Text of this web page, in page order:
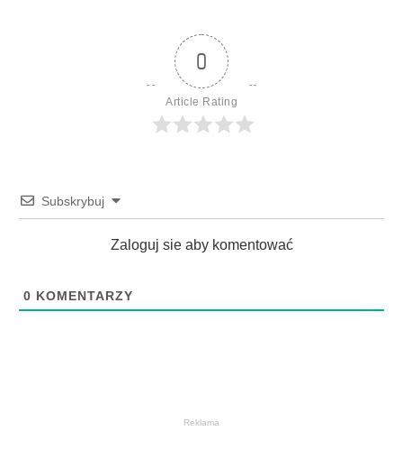
0
Article Rating
Subskrybuj
Zaloguj sie aby komentować
0 KOMENTARZY
Reklama